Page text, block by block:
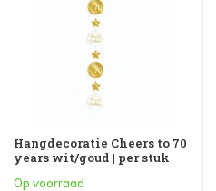
Hangdecoratie Cheers to 70
years wit/goud | per stuk
Op voorraad